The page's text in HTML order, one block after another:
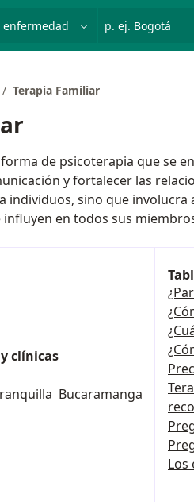
p. ej. Bogotá
Terapia Familiar
de psicoterapia que se
y fortalecer las
individuos, sino que
en todos sus
clínicas
Bucaramanga
Los